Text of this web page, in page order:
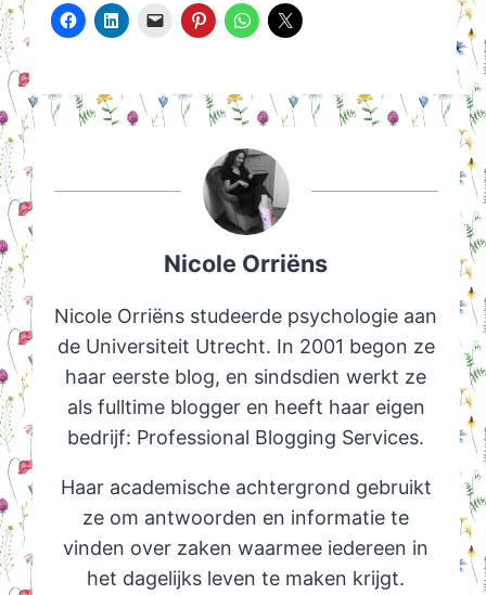
Nicole Orriëns
Nicole Orriëns studeerde psychologie aan
de Universiteit Utrecht. In 2001 begon ze
haar eerste blog, en sindsdien werkt ze
als fulltime blogger en heeft haar eigen
bedrijf: Professional Blogging Services.
Haar academische achtergrond gebruikt
ze om antwoorden en informatie te
vinden over zaken waarmee iedereen in
het dagelijks leven te maken krijgt.